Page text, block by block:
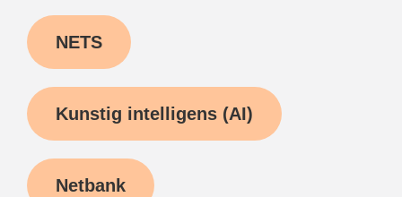
NETS
Kunstig intelligens (AI)
Netbank